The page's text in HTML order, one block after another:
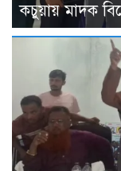
কচুয়ায় মাদক